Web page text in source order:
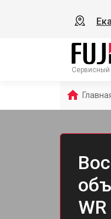
Сервисный